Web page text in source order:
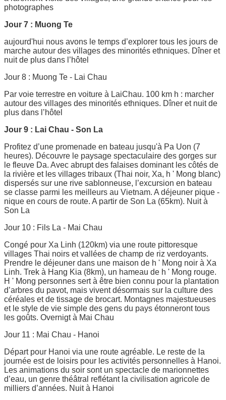
photographes
Jour 7 : Muong Te
aujourd'hui nous avons le temps d’explorer tous les jours de
marche autour des villages des minorités ethniques. Dîner et
nuit de plus dans l’hôtel
Jour 8 : Muong Te - Lai Chau
Par voie terrestre en voiture à LaiChau. 100 km h : marcher
autour des villages des minorités ethniques. Dîner et nuit de
plus dans l’hôtel
Jour 9 : Lai Chau - Son La
Profitez d’une promenade en bateau jusqu'à Pa Uon (7
heures). Découvre le paysage spectaculaire des gorges sur
le fleuve Da. Avec abrupt des falaises dominant les côtés de
la rivière et les villages tribaux (Thai noir, Xa, h ' Mong blanc)
dispersés sur une rive sablonneuse, l’excursion en bateau
se classe parmi les meilleurs au Vietnam. A déjeuner pique -
nique en cours de route. A partir de Son La (65km). Nuit à
Son La
Jour 10 : Fils La - Mai Chau
Congé pour Xa Linh (120km) via une route pittoresque
villages Thai noirs et vallées de champ de riz verdoyants.
Prendre le déjeuner dans une maison de h ' Mong noir à Xa
Linh. Trek à Hang Kia (8km), un hameau de h ' Mong rouge.
H ' Mong personnes sert à être bien connu pour la plantation
d’arbres du pavot, mais vivent désormais sur la culture des
céréales et de tissage de brocart. Montagnes majestueuses
et le style de vie simple des gens du pays étonneront tous
les goûts. Overnigt à Mai Chau
Jour 11 : Mai Chau - Hanoi
Départ pour Hanoi via une route agréable. Le reste de la
journée est de loisirs pour les activités personnelles à Hanoi.
Les animations du soir sont un spectacle de marionnettes
d’eau, un genre théâtral reflétant la civilisation agricole de
milliers d’années. Nuit à Hanoi